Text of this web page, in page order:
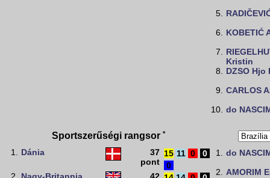
5.
6.
KOBETIĆ
7.
Kristin
8.
DZSO Hjo
9.
CARLOS
10. do
Sportszerűségi rangsor *
1. Dánia
37
pont
15 11 0
0
0
1.
do
2.
AMORIM